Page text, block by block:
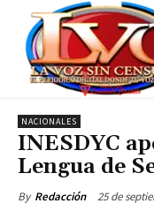
NACIONALES
INESDYC
Lengua de
By Redacción 25 de